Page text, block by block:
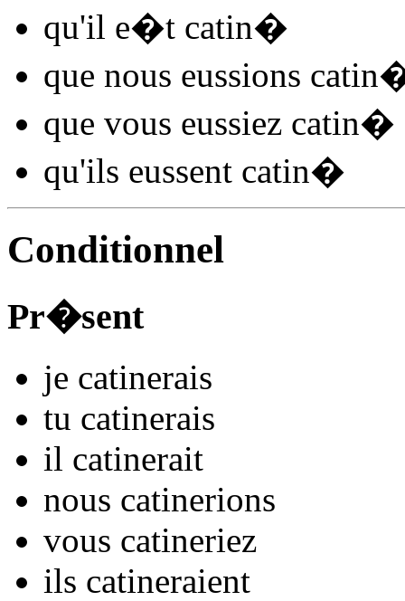
qu'il e�t catin�
que nous eussions catin
que vous eussiez catin�
qu'ils eussent catin�
Conditionnel
Pr�sent
je catinerais
tu catinerais
il catinerait
nous catinerions
vous catineriez
ils catineraient